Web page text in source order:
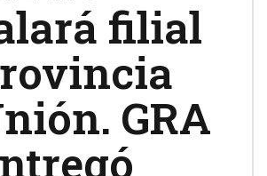
filial
GRA